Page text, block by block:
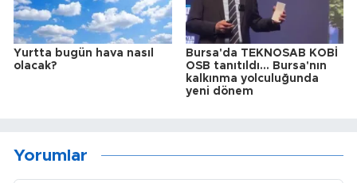
Yurtta bugün hava nasıl
olacak?
Bursa'da TEKNOSAB KOBİ
OSB tanıtıldı... Bursa'nın
kalkınma yolculuğunda
yeni dönem
Yorumlar